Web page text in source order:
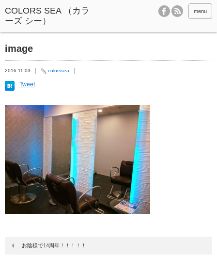
menu
image
2016.11.03 colorssea
Tweet
お陰様で14周年！！！！！